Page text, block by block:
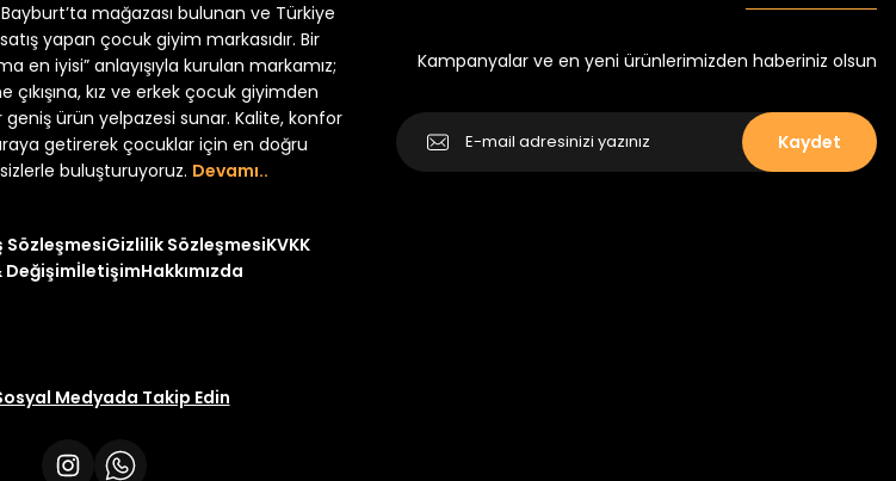
Yeni
₺ 320 ₺ 250
mağazası bulunan ve Türkiye
yapan çocuk giyim markasıdır. Bir
en iyisi” anlayışıyla kurulan markamız;
çıkışına, kız ve erkek çocuk giyimden
ürün yelpazesi sunar. Kalite, konfor
getirerek çocuklar için en doğru
buluşturuyoruz. Devamı..
SözleşmesiGizlilik SözleşmesiKVKK
DeğişimİletişimHakkımızda
Medyada Takip Edin
Kampanyalar ve en yeni ürünlerimizden haberiniz olsun
Kaydet